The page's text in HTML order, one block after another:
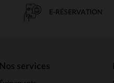
E-RÉSERVATION
Nos services